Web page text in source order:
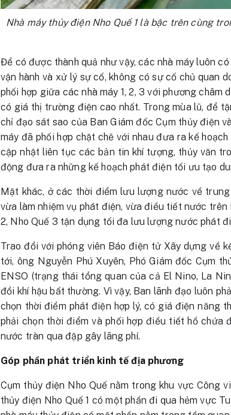
Nhà máy thủy điện Nho Quế 1 là bậc trên cùng
Để có được thành quả như vậy, các nhà máy luôn
vận hành và xử lý sự cố, không có sự cố chủ quan
phối hợp giữa các nhà máy 1, 2, 3 với phương
có giá thị trường điện cao nhất. Trong mùa lũ, để
chỉ đạo sát sao của Ban Giám đốc Cụm thủy điện
máy đã phối hợp chặt chẽ với nhau đưa ra kế
cập nhật liên tục các bản tin khí tượng, thủy văn
động đưa ra những kế hoạch phát điện tối ưu tạo
Mặt khác, ở các thời điểm lưu lượng nước về
vừa làm nhiệm vụ phát điện, vừa điều tiết nước
2, Nho Quế 3 tận dụng tối đa lưu lượng nước phát
Trao đổi với phóng viên Báo điện tử Xây dựng về
tới, ông Nguyễn Phú Xuyên, Phó Giám đốc Cụm
ENSO (trạng thái tổng quan của cả El Nino, La
đổi khí hậu bất thường. Vì vậy, Ban lãnh đạo luôn
chọn thời điểm phát điện hợp lý, có giá điện năng
phải chọn thời điểm và phối hợp điều tiết hồ
nước tràn qua đập gây lãng phí.
Góp phần phát triển kinh tế địa phương
Cụm thủy điện Nho Quế nằm trong khu vực Công
thủy điện Nho Quế 1 có một phần đi qua hẻm vực